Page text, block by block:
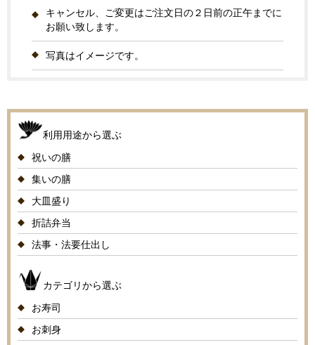
利用用途から選ぶ
祝いの膳
集いの膳
大皿盛り
折詰弁当
法事・法要仕出し
カテゴリから選ぶ
お寿司
お刺身
キャンセル、ご変更はご注文日の２日前の正午までに
お願い致します。
写真はイメージです。